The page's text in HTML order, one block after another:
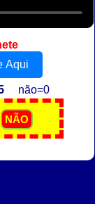
Aqui
não=0